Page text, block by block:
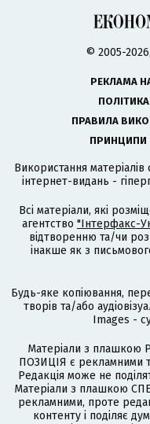
© 2005-
РЕКЛАМА
ПРАВИЛА
ПРИНЦИПИ
Використання
інтернет-видань -
Всі матеріали, які
агентство "Інтерфакс-
відтворенню та/чи
інакше як з
Будь-яке копіювання,
творів та/або
Images -
Матеріали з плашкою
ПОЗИЦІЯ є рекламними
Редакція може не
Матеріали з плашкою
рекламними, проте
контенту і поділяє